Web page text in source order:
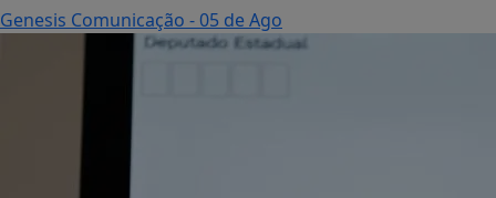
Genesis Comunicação - 05 de Ago